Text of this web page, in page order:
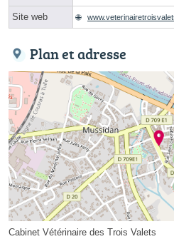
Site web
Plan et adresse
Cabinet Vétérinaire des Trois Valets